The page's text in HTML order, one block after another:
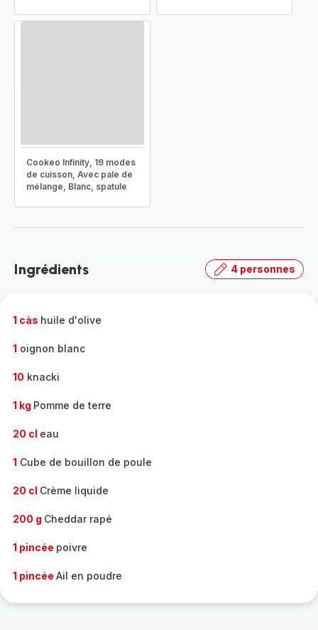
Cookeo Infinity, 19 modes
de cuisson, Avec pale de
mélange, Blanc, spatule
Ingrédients 4 personnes
1 càs huile d'olive
1 oignon blanc
10 knacki
1 kg Pomme de terre
20 cl eau
1 Cube de bouillon de poule
20 cl Crème liquide
200 g Cheddar rapé
1 pincée poivre
1 pincée Ail en poudre